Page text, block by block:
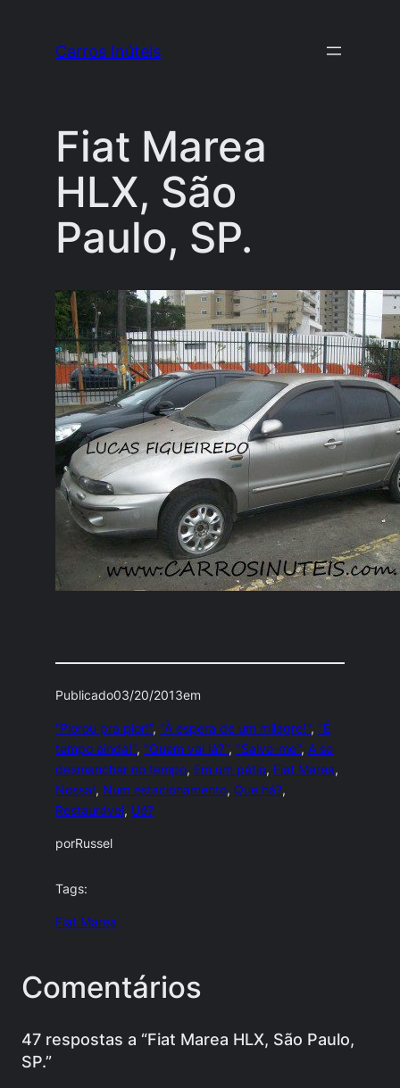
Carros Inúteis
Fiat Marea
HLX, São
Paulo, SP.
Publicado03/20/2013em
“Piorou pra pior!”, "À espera de um milagre!", "É
tempo ainda!", "Quem vai lá?", "Salve-me", A se
desmanchar no tempo, Em um pátio, Fiat Marea
Nossa!, Num estacionamento, Que há?
Restaurável, Ué?
porRussel
Tags:
Fiat Marea
Comentários
47 respostas a “Fiat Marea HLX, São Paulo,
SP.”